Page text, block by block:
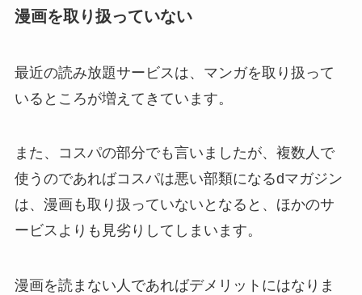
漫画を取り扱っていない
最近の読み放題サービスは、マンガを取り扱って
いるところが増えてきています。
また、コスパの部分でも言いましたが、複数人で
使うのであればコスパは悪い部類になるdマガジン
は、漫画も取り扱っていないとなると、ほかのサ
ービスよりも見劣りしてしまいます。
漫画を読まない人であればデメリットにはなりま